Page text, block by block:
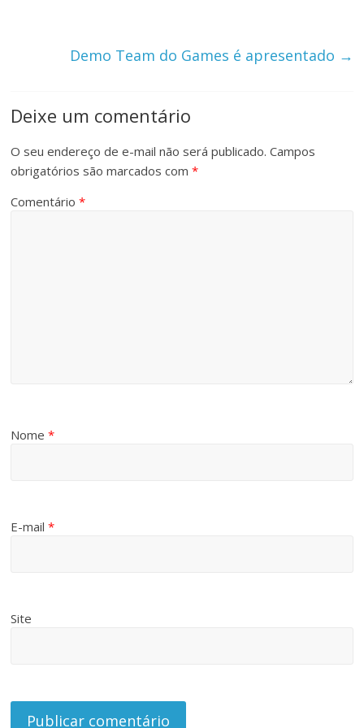
Demo Team do Games é apresentado →
Deixe um comentário
O seu endereço de e-mail não será publicado. Campos
obrigatórios são marcados com*
Comentário*
Nome*
E-mail*
Site